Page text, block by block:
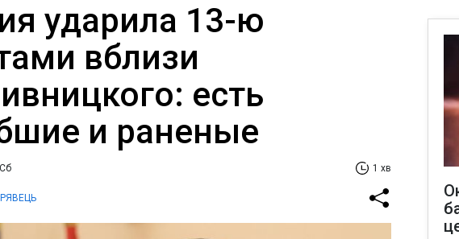
ударила 13-ю
вблизи
есть
и раненые
1 хв